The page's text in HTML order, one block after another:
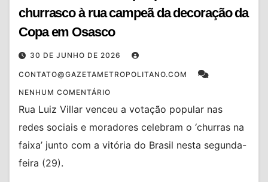
churrasco à rua campeã da decoração da
Copa em Osasco
30 DE JUNHO DE 2026
CONTATO@GAZETAMETROPOLITANO.COM
NENHUM COMENTÁRIO
Rua Luiz Villar venceu a votação popular nas
redes sociais e moradores celebram o ‘churras na
faixa’ junto com a vitória do Brasil nesta segunda-
feira (29).